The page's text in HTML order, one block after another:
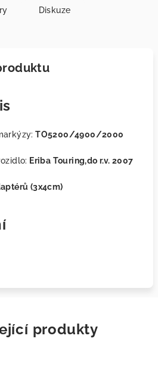
Diskuze
TO5200/4900/2000
Eriba Touring,do r.v. 2007
(3x4cm)
produkty